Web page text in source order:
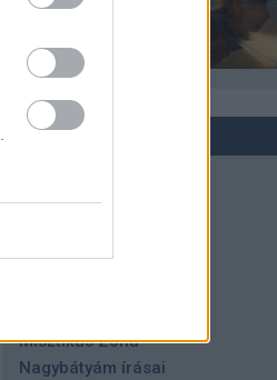
ROVATOK
Hazai tájakon
Horizont
Misztikus Zóna
Nagybátyám írásai